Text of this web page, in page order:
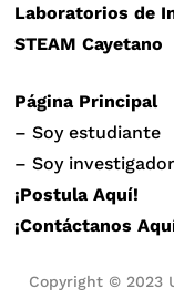
Laboratorios de
STEAM Cayetano
Página Principal
– Soy estudiante
– Soy investigador
¡Postula Aquí!
¡Contáctanos
Copyright © 2023